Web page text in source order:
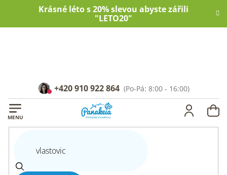
Krásné léto s 20% slevou abyste zářili
"LETO20"
+420 910 922 864